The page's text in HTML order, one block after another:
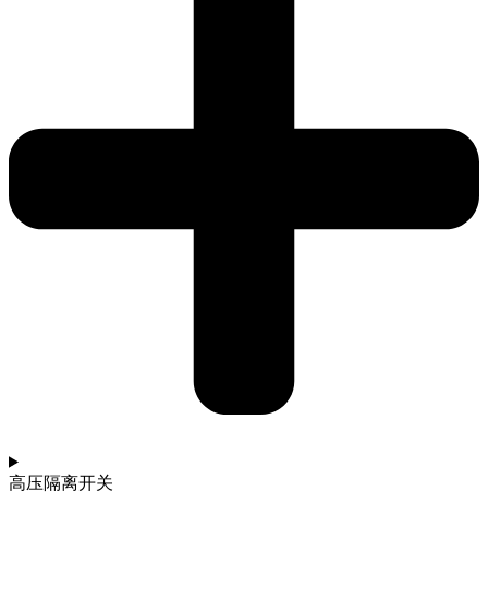
高压隔离开关